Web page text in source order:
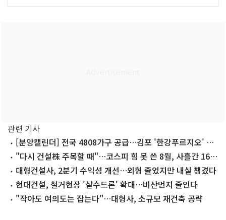
관련 기사
[분양캘린더] 전국 4808가구 공급…김포 '한강푸르지오' 등
청약"다시 건설株 주목할 때"…코스피 힘 못 쓴 8월, 사흘간 16%
뛴 건설지수
대형건설사, 2분기 수익성 개선…외형 줄었지만 내실 챙겼다
현대건설, 철거현장 '살수드론' 확대…비산먼지 줄인다
"작아도 여의도는 잡는다"…대형사, 소규모 재건축 공략